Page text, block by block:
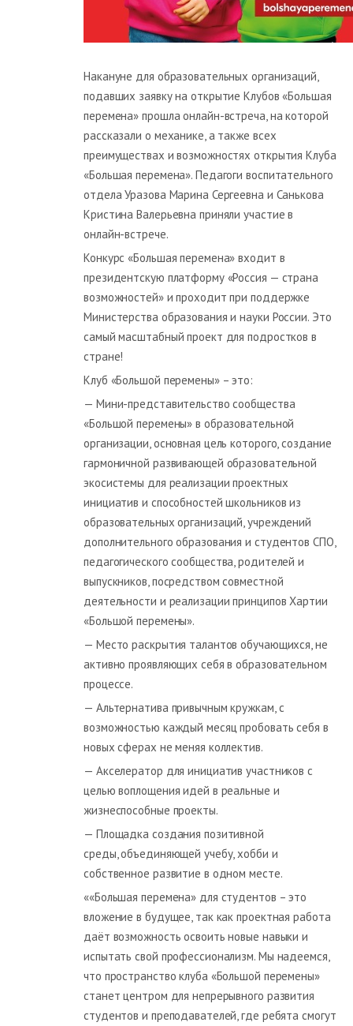
Накануне для образовательных организаций,
подавших заявку на открытие Клубов «Большая
перемена» прошла онлайн-встреча, на которой
рассказали о механике, а также всех
преимуществах и возможностях открытия Клуба
«Большая перемена». Педагоги воспитательного
отдела Уразова Марина Сергеевна и Санькова
Кристина Валерьевна приняли участие в
онлайн-встрече.
Конкурс «Большая перемена» входит в
президентскую платформу «Россия — страна
возможностей» и проходит при поддержке
Министерства образования и науки России. Это
самый масштабный проект для подростков в
стране!
Клуб «Большой перемены» – это:
— Мини-представительство сообщества
«Большой перемены» в образовательной
организации, основная цель которого, создание
гармоничной развивающей образовательной
экосистемы для реализации проектных
инициатив и способностей школьников из
образовательных организаций, учреждений
дополнительного образования и студентов СПО,
педагогического сообщества, родителей и
выпускников, посредством совместной
деятельности и реализации принципов Хартии
«Большой перемены».
— Место раскрытия талантов обучающихся, не
активно проявляющих себя в образовательном
процессе.
— Альтернатива привычным кружкам, с
возможностью каждый месяц пробовать себя в
новых сферах не меняя коллектив.
— Акселератор для инициатив участников с
целью воплощения идей в реальные и
жизнеспособные проекты.
— Площадка создания позитивной
среды, объединяющей учебу, хобби и
собственное развитие в одном месте.
««Большая перемена» для студентов – это
вложение в будущее, так как проектная работа
даёт возможность освоить новые навыки и
испытать свой профессионализм. Мы надеемся,
что пространство клуба «Большой перемены»
станет центром для непрерывного развития
студентов и преподавателей, где ребята смогут